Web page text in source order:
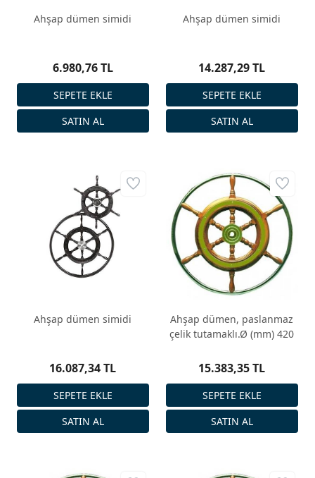
Ahşap dümen simidi
6.980,76 TL
Ahşap dümen simidi
14.287,29 TL
Ahşap dümen simidi
16.087,34 TL
Ahşap dümen, paslanmaz
çelik tutamaklı.Ø (mm) 420
15.383,35 TL